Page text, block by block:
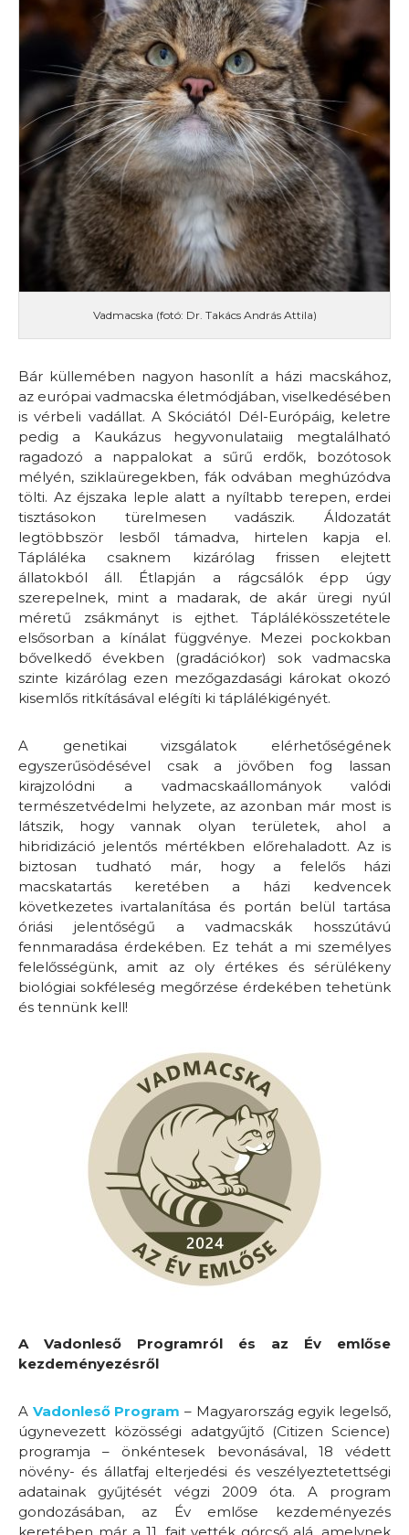
Vadmacska (fotó: Dr. Takács András Attila)
Bár küllemében nagyon hasonlít a házi macskához,
az európai vadmacska életmódjában, viselkedésében
is vérbeli vadállat. A Skóciától Dél-Európáig, keletre
pedig a Kaukázus hegyvonulataiig megtalálható
ragadozó a nappalokat a sűrű erdők, bozótosok
mélyén, sziklaüregekben, fák odvában meghúzódva
tölti. Az éjszaka leple alatt a nyíltabb terepen, erdei
tisztásokon türelmesen vadászik. Áldozatát
legtöbbször lesből támadva, hirtelen kapja el.
Tápláléka csaknem kizárólag frissen elejtett
állatokból áll. Étlapján a rágcsálók épp úgy
szerepelnek, mint a madarak, de akár üregi nyúl
méretű zsákmányt is ejthet. Táplálékösszetétele
elsősorban a kínálat függvénye. Mezei pockokban
bővelkedő években (gradációkor) sok vadmacska
szinte kizárólag ezen mezőgazdasági károkat okozó
kisemlős ritkításával elégíti ki táplálékigényét.
A genetikai vizsgálatok elérhetőségének
egyszerűsödésével csak a jövőben fog lassan
kirajzolódni a vadmacskaállományok valódi
természetvédelmi helyzete, az azonban már most is
látszik, hogy vannak olyan területek, ahol a
hibridizáció jelentős mértékben előrehaladott. Az is
biztosan tudható már, hogy a felelős házi
macskatartás keretében a házi kedvencek
következetes ivartalanítása és portán belül tartása
óriási jelentőségű a vadmacskák hosszútávú
fennmaradása érdekében. Ez tehát a mi személyes
felelősségünk, amit az oly értékes és sérülékeny
biológiai sokféleség megőrzése érdekében tehetünk
és tennünk kell!
A Vadonleső Programról és az Év emlőse
kezdeményezésről
A Vadonleső Program – Magyarország egyik legelső,
úgynevezett közösségi adatgyűjtő (Citizen Science)
programja – önkéntesek bevonásával, 18 védett
növény- és állatfaj elterjedési és veszélyeztetettségi
adatainak gyűjtését végzi 2009 óta. A program
gondozásában, az Év emlőse kezdeményezés
keretében már a 11. fajt vették górcső alá, amelynek